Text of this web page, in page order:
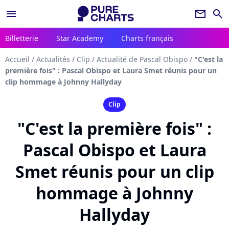
menu newsletter search
Billetterie Star Academy Charts français
Accueil / Actualités / Clip / Actualité de Pascal Obispo / "C'est la
première fois" : Pascal Obispo et Laura Smet réunis pour un
clip hommage à Johnny Hallyday
Clip
"C'est la première fois" :
Pascal Obispo et Laura
Smet réunis pour un clip
hommage à Johnny
Hallyday